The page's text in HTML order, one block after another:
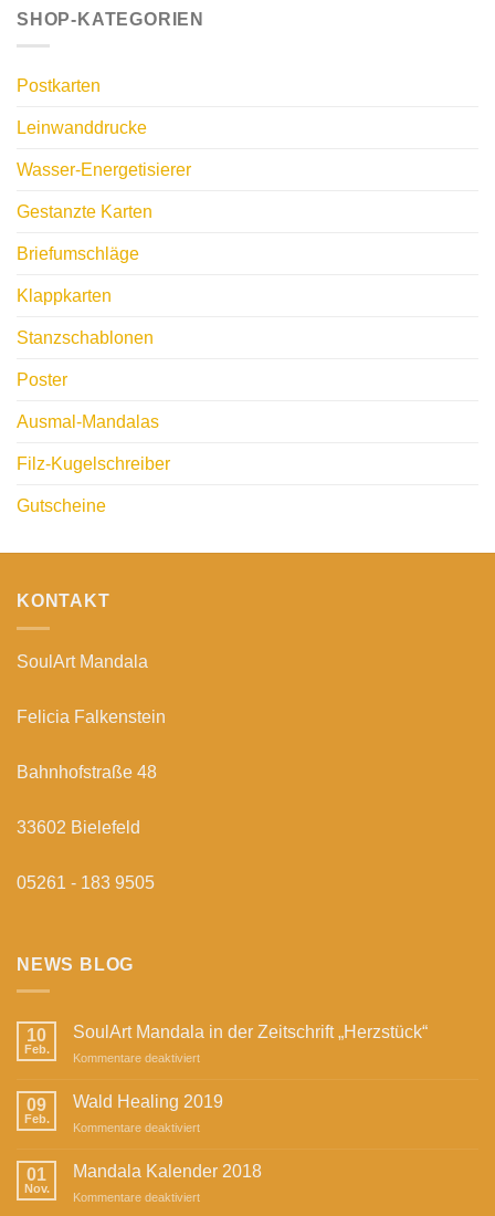
SHOP-KATEGORIEN
Postkarten
Leinwanddrucke
Wasser-Energetisierer
Gestanzte Karten
Briefumschläge
Klappkarten
Stanzschablonen
Poster
Ausmal-Mandalas
Filz-Kugelschreiber
Gutscheine
KONTAKT
SoulArt Mandala
Felicia Falkenstein
Bahnhofstraße 48
33602 Bielefeld
05261 - 183 9505
NEWS BLOG
10
Feb.
SoulArt Mandala in der Zeitschrift „Herzstück“
Kommentare deaktiviertfür
Mandala
der
„Herzstück“
09
Feb.
Wald Healing 2019
Kommentare deaktiviertfür
Healing
01
Nov.
Mandala Kalender 2018
Kommentare deaktiviertfür